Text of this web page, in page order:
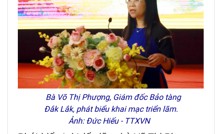
Bà Võ Thị Phượng, Giám đốc Bảo tàng
Đắk Lắk, phát biểu khai mạc triển lãm.
Ảnh: Đức Hiếu - TTXVN